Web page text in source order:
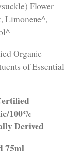
Flower
Limonene^,
Organic
of Essential
100%
Derived
75ml